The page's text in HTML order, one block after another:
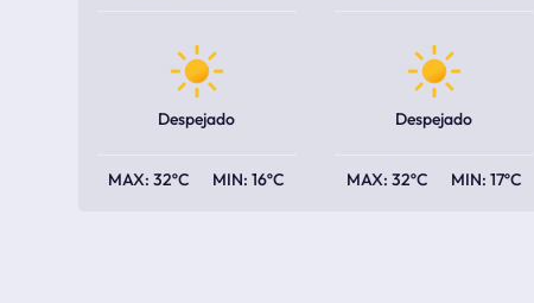
Despejado
32ºC 16ºC
Despejado
32ºC 17ºC